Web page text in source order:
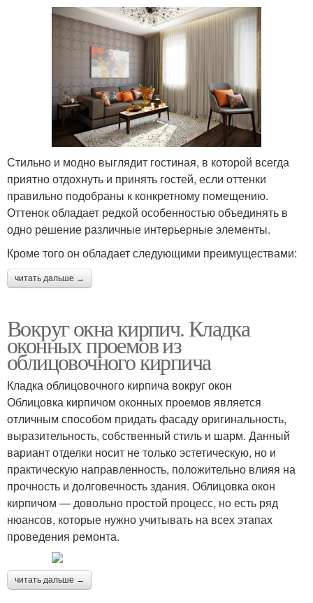
Стильно и модно выглядит гостиная, в которой всегда
приятно отдохнуть и принять гостей, если оттенки
правильно подобраны к конкретному помещению.
Оттенок обладает редкой особенностью объединять в
одно решение различные интерьерные элементы.
Кроме того он обладает следующими преимуществами:
читать дальше →
Вокруг окна кирпич. Кладка
оконных проемов из
облицовочного кирпича
Кладка облицовочного кирпича вокруг окон
Облицовка кирпичом оконных проемов является
отличным способом придать фасаду оригинальность,
выразительность, собственный стиль и шарм. Данный
вариант отделки носит не только эстетическую, но и
практическую направленность, положительно влияя на
прочность и долговечность здания. Облицовка окон
кирпичом — довольно простой процесс, но есть ряд
нюансов, которые нужно учитывать на всех этапах
проведения ремонта.
читать дальше →